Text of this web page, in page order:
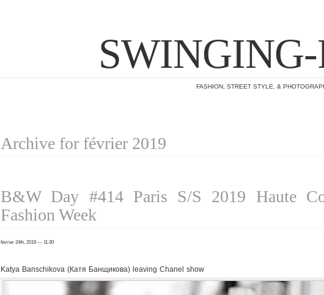
SWINGING-
FASHION, STREET STYLE, &
Archive for février 2019
B&W Day #414 Paris S/S 2019 Haute
Fashion Week
février 24th, 2019 — 11:30
Katya Banschikova (Катя Банщикова) leaving Chanel show